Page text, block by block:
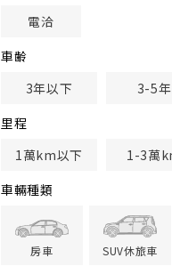
電洽
車齢
3年以下
3-5年
里程
1萬km以下
1-3萬
車輛種類
房車 SUV休旅車